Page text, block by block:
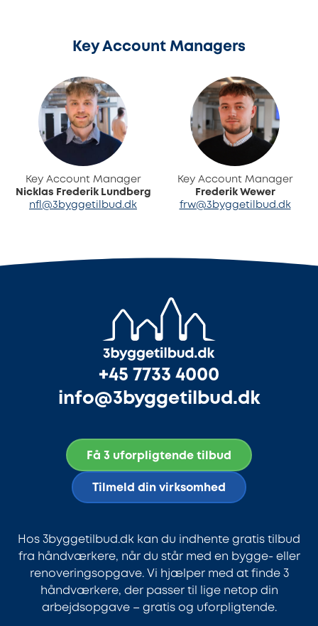
Key Account Managers
Key Account Manager
Nicklas Frederik Lundberg
nfl@3byggetilbud.dk
Key Account Manager
Frederik Wewer
frw@3byggetilbud.dk
+45 7733 4000
info@3byggetilbud.dk
Få 3 uforpligtende tilbud
Tilmeld din virksomhed
Hos 3byggetilbud.dk kan du indhente gratis tilbud
fra håndværkere, når du står med en bygge- eller
renoveringsopgave. Vi hjælper med at finde 3
håndværkere, der passer til lige netop din
arbejdsopgave – gratis og uforpligtende.